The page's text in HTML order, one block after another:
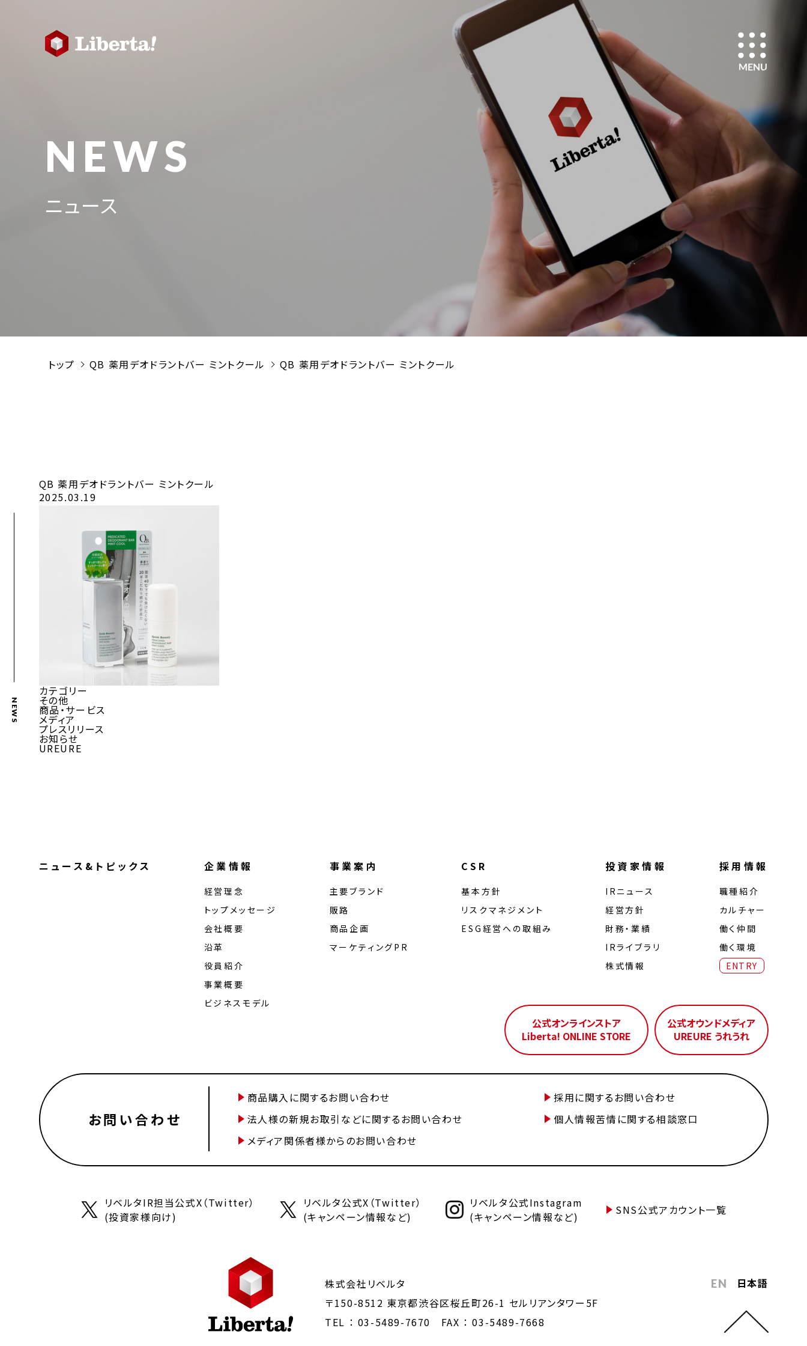
NEWS
ニュース
トップ QB 薬用デオドラントバー ミントクール QB 薬用デオドラントバー ミントクール
NEWS
QB 薬用デオドラントバー ミントクール
2025.03.19
カテゴリー
その他
商品・サービス
メディア
プレスリリース
お知らせ
UREURE
ニュース&トピックス 企業情報
経営理念
トップメッセージ
会社概要
沿革
役員紹介
事業概要
ビジネスモデル
事業案内
主要ブランド
販路
商品企画
マーケティングPR
CSR
基本方針
リスクマネジメント
ESG経営への取組み
投資家情報
IRニュース
経営⽅針
財務・業績
IRライブラリ
株式情報
採用情報
職種紹介
カルチャー
働く仲間
働く環境
ENTRY
公式オンラインストア
Liberta! ONLINE STORE
公式オウンドメディア
UREURE うれうれ
お問い合わせ
商品購入に関するお問い合わせ
採用に関するお問い合わせ
法人様の新規お取引などに関するお問い合わせ
個人情報苦情に関する相談窓口
メディア関係者様からのお問い合わせ
リベルタIR担当公式X（Twitter）
(投資家様向け)
リベルタ公式X（Twitter）
(キャンペーン情報など)
リベルタ公式Instagram
(キャンペーン情報など)
SNS公式アカウント一覧
EN 日本語
株式会社リベルタ
〒150-8512 東京都渋谷区桜丘町26-1 セルリアンタワー5F
TEL ： 03-5489-7670 FAX ： 03-5489-7668